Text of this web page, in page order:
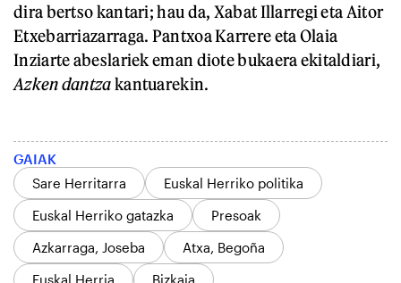
dira bertso kantari; hau da, Xabat Illarregi eta Aitor
Etxebarriazarraga. Pantxoa Karrere eta Olaia
Inziarte abeslariek eman diote bukaera ekitaldiari,
Azken dantzakantuarekin.
GAIAK
Sare Herritarra
Euskal Herriko politika
Euskal Herriko gatazka
Presoak
Azkarraga, Joseba
Atxa, Begoña
Euskal Herria
Bizkaia